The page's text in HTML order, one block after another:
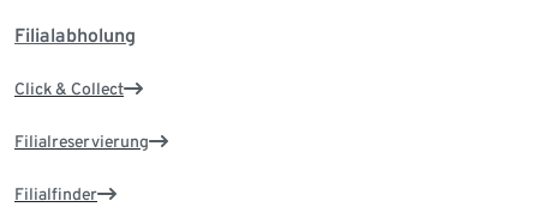
Filialabholung
Click & Collect
Filialreservierung
Filialfinder